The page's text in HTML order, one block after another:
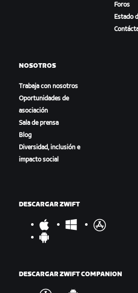
Foros
Estado
NOSOTROS
Trabaja con nosotros
Oportunidades de
asociación
Sala de prensa
Blog
Diversidad, inclusión e
impacto social
DESCARGAR ZWIFT
DESCARGAR ZWIFT COMPANION